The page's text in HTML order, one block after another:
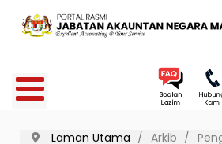
Laman Utama Arkib